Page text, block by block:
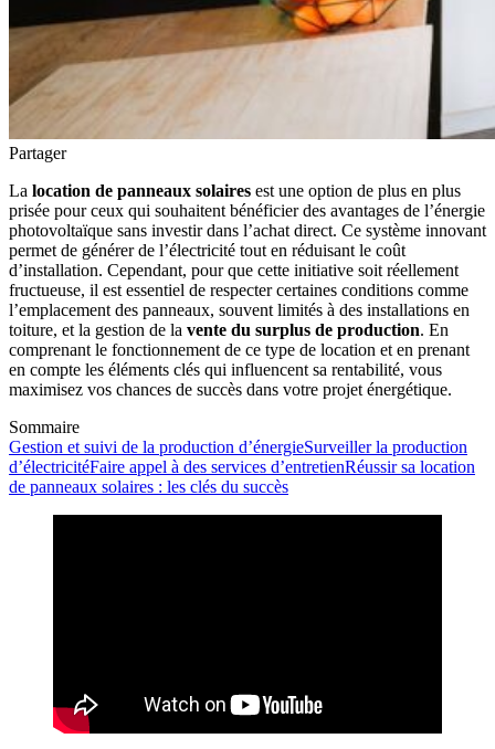
Partager
La location de panneaux solaires est une option de plus en plus
prisée pour ceux qui souhaitent bénéficier des avantages de l’énergie
photovoltaïque sans investir dans l’achat direct. Ce système innovant
permet de générer de l’électricité tout en réduisant le coût
d’installation. Cependant, pour que cette initiative soit réellement
fructueuse, il est essentiel de respecter certaines conditions comme
l’emplacement des panneaux, souvent limités à des installations en
toiture, et la gestion de la vente du surplus de production. En
comprenant le fonctionnement de ce type de location et en prenant
en compte les éléments clés qui influencent sa rentabilité, vous
maximisez vos chances de succès dans votre projet énergétique.
Sommaire
Gestion et suivi de la production d’énergieSurveiller la production
d’électricitéFaire appel à des services d’entretienRéussir sa location
de panneaux solaires : les clés du succès